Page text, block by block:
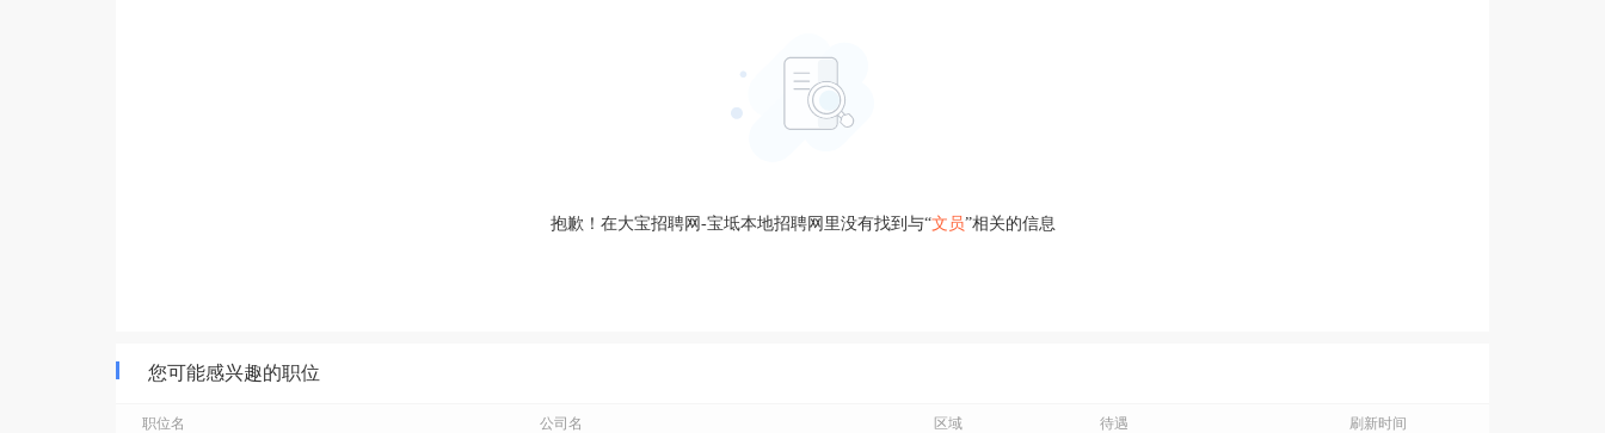
抱歉！在大宝招聘网-宝坻本地招聘网里没有找到与“文员”相关的信息
您可能感兴趣的职位
职位名 公司名 区域 待遇 刷新时间